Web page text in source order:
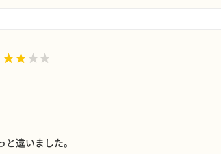
違いました。